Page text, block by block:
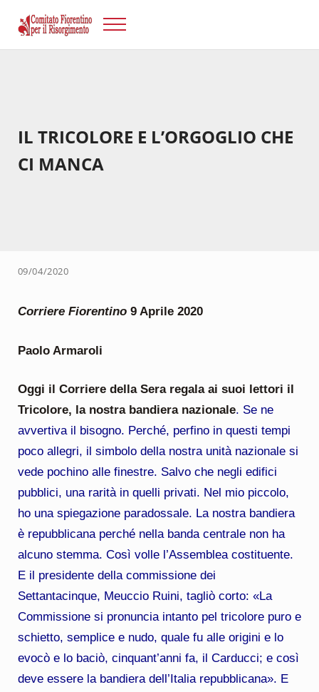
Risorgimento Firenze
Menu
IL TRICOLORE E L’ORGOGLIO CHE
CI MANCA
09/04/2020
Corriere Fiorentino9 Aprile 2020
Paolo Armaroli
Oggi il Corriere della Sera regala ai suoi lettori il
Tricolore, la nostra bandiera nazionale. Se ne
avvertiva il bisogno. Perché, perfino in questi tempi
poco allegri, il simbolo della nostra unità nazionale si
vede pochino alle finestre. Salvo che negli edifici
pubblici, una rarità in quelli privati. Nel mio piccolo,
ho una spiegazione paradossale. La nostra bandiera
è repubblicana perché nella banda centrale non ha
alcuno stemma. Così volle l’Assemblea costituente.
E il presidente della commissione dei
Settantacinque, Meuccio Ruini, tagliò corto: «La
Commissione si pronuncia intanto pel tricolore puro e
schietto, semplice e nudo, quale fu alle origini e lo
evocò e lo baciò, cinquant’anni fa, il Carducci; e così
deve essere la bandiera dell’Italia repubblicana». E